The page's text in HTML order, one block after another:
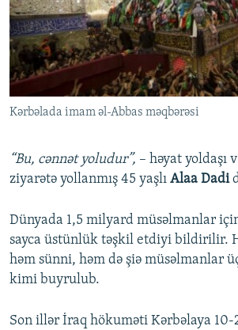
Kərbəlada imam əl-Abbas məqbərəsi
“Bu, cənnət yoludur”, – həyat yoldaşı
ziyarətə yollanmış 45 yaşlı Alaa Dadi
Dünyada 1,5 milyard müsəlmanlar
sayca üstünlük təşkil etdiyi bildirilir.
həm sünni, həm də şiə müsəlmanlar
kimi buyrulub.
Son illər İraq hökuməti Kərbəlaya